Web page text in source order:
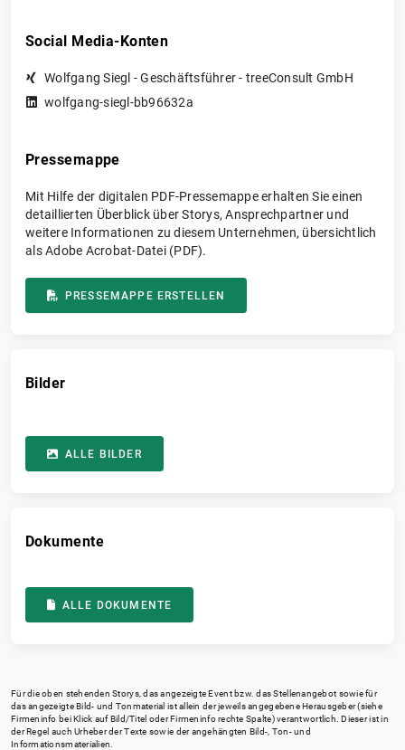
Social Media-Konten
Wolfgang Siegl - Geschäftsführer - treeConsult GmbH
wolfgang-siegl-bb96632a
Pressemappe
Mit Hilfe der digitalen PDF-Pressemappe erhalten Sie einen
detaillierten Überblick über Storys, Ansprechpartner und
weitere Informationen zu diesem Unternehmen, übersichtlich
als Adobe Acrobat-Datei (PDF).
PRESSEMAPPE ERSTELLEN
Bilder
ALLE BILDER
Dokumente
ALLE DOKUMENTE
Für die oben stehenden Storys, das angezeigte Event bzw. das Stellenangebot sowie für
das angezeigte Bild- und Tonmaterial ist allein der jeweils angegebene Herausgeber (siehe
Firmeninfo bei Klick auf Bild/Titel oder Firmeninfo rechte Spalte) verantwortlich. Dieser ist in
der Regel auch Urheber der Texte sowie der angehängten Bild-, Ton- und
Informationsmaterialien.